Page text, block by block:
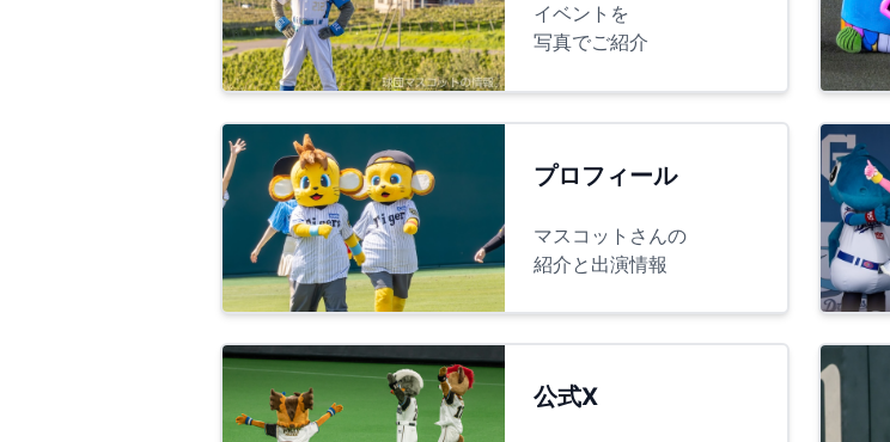
イベントを
写真でご紹介
プロフィール
マスコットさんの
紹介と出演情報
公式X